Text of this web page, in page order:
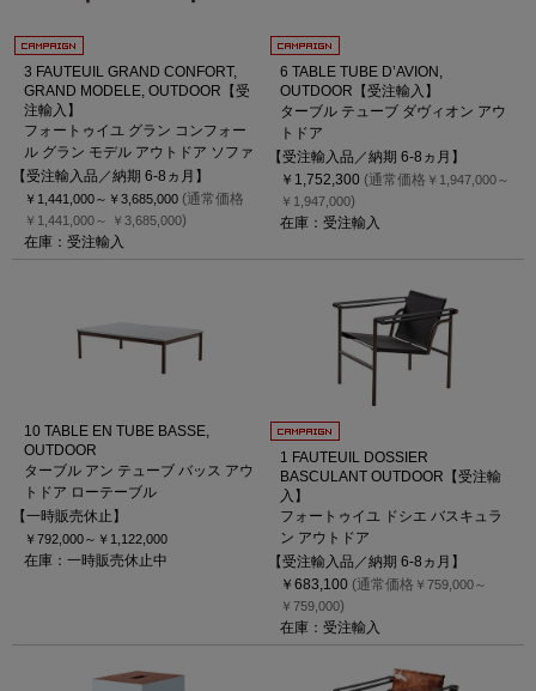
3 FAUTEUIL GRAND CONFORT,
GRAND MODELE, OUTDOOR【受
注輸入】
フォートゥイユ グラン コンフォー
ル グラン モデル アウトドア ソファ
【受注輸入品／納期 6-8ヵ月】
￥1,441,000～ ￥3,685,000 (通常価格
￥1,441,000～ ￥3,685,000)
在庫：受注輸入
6 TABLE TUBE D’AVION,
OUTDOOR【受注輸入】
ターブル テューブ ダヴィオン アウ
トドア
【受注輸入品／納期 6-8ヵ月】
￥1,752,300 (通常価格 ￥1,947,000～
￥1,947,000)
在庫：受注輸入
10 TABLE EN TUBE BASSE,
OUTDOOR
ターブル アン テューブ バッス アウ
トドア ローテーブル
【一時販売休止】
￥792,000～ ￥1,122,000
在庫：一時販売休止中
1 FAUTEUIL DOSSIER
BASCULANT OUTDOOR【受注輸
入】
フォートゥイユ ドシエ バスキュラ
ン アウトドア
【受注輸入品／納期 6-8ヵ月】
￥683,100 (通常価格 ￥759,000～
￥759,000)
在庫：受注輸入